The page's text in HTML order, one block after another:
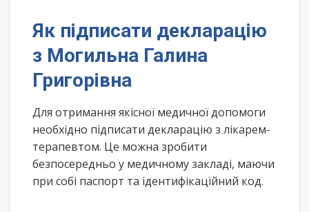
Як підписати декларацію
з Могильна Галина
Григорівна
Для отримання якісної медичної допомоги
необхідно підписати декларацію з лікарем-
терапевтом. Це можна зробити
безпосередньо у медичному закладі, маючи
при собі паспорт та ідентифікаційний код.